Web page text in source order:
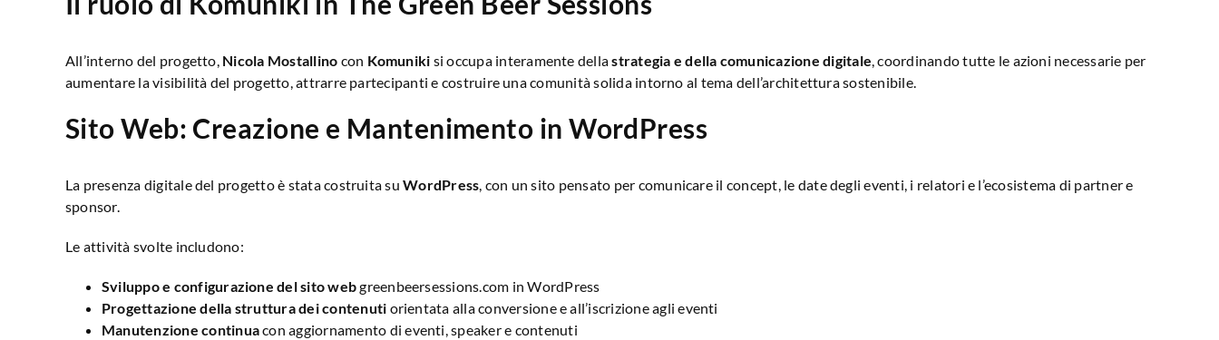
All’interno del progetto, Nicola Mostallino con Komuniki si occupa interamente dellastrategia e della comunicazione digitale , coordinando tutte le azioni necessarie per
aumentare la visibilità del progetto, attrarre partecipanti e costruire una comunità solida intorno al tema dell’architettura sostenibile.
Sito Web: Creazione e Mantenimento in WordPress
La presenza digitale del progetto è stata costruita suWordPress , con un sito pensato per comunicare il concept, le date degli eventi, i relatori e l’ecosistema di partner e
sponsor.
Le attività svolte includono:
Sviluppo e configurazione del sito webgreenbeersessions.com in WordPress
Progettazione della struttura dei contenuti orientata alla conversione e all’iscrizione agli eventi
Manutenzione continuacon aggiornamento di eventi, speaker e contenuti